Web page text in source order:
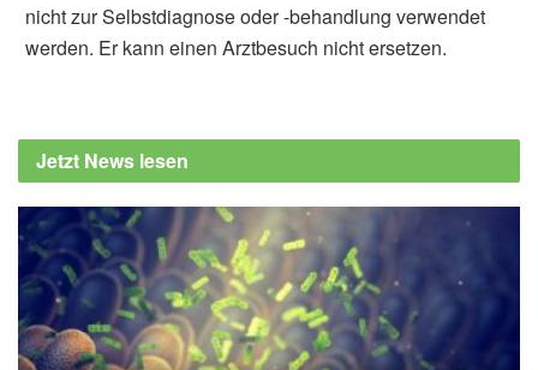
nicht zur Selbstdiagnose oder -behandlung verwendet
werden. Er kann einen Arztbesuch nicht ersetzen.
Jetzt News lesen